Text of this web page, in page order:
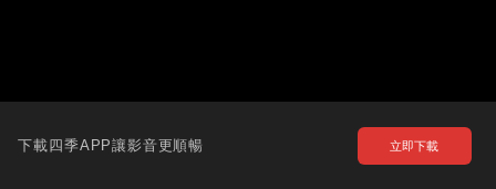
下載四季APP讓影音更順暢 立即下載